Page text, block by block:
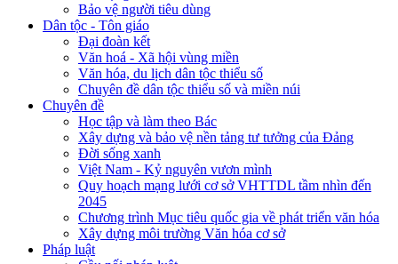
Bảo vệ người tiêu dùng
Dân tộc - Tôn giáo
Đại đoàn kết
Văn hoá - Xã hội vùng miền
Văn hóa, du lịch dân tộc thiểu số
Chuyên đề dân tộc thiểu số và miền núi
Chuyên đề
Học tập và làm theo Bác
Xây dựng và bảo vệ nền tảng tư tưởng của Đảng
Đời sống xanh
Việt Nam - Kỷ nguyên vươn mình
Quy hoạch mạng lưới cơ sở VHTTDL tầm nhìn đến
2045
Chương trình Mục tiêu quốc gia về phát triển văn hóa
Xây dựng môi trường Văn hóa cơ sở
Pháp luật